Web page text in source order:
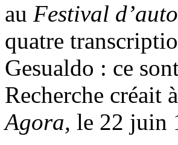
au Festival
quatre
Gesualdo : ce
Recherche créait
Agora, le 22 juin